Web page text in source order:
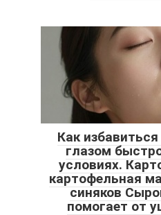
Как
глазом
условиях.
картофельная
синяков
помогает от